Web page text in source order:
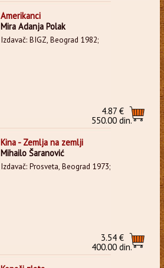
Amerikanci
Mira Adanja Polak
Izdavač: BIGZ, Beograd 1982;
4.87 €
550.00 din.
Kina - Zemlja na zemlji
Mihailo Šaranović
Izdavač: Prosveta, Beograd 1973;
3.54 €
400.00 din.